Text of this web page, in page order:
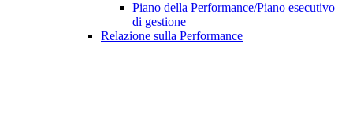
Piano della Performance/Piano esecutivo
di gestione
Relazione sulla Performance